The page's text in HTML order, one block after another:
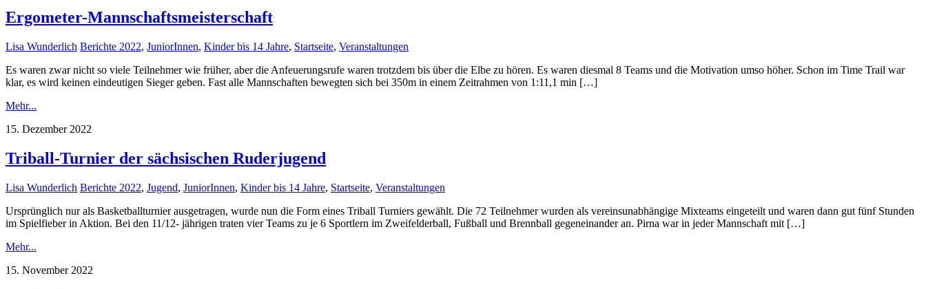
Ergometer-Mannschaftsmeisterschaft
Lisa Wunderlich Berichte 2022, JuniorInnen, Kinder bis 14 Jahre, Startseite, Veranstaltungen
Es waren zwar nicht so viele Teilnehmer wie früher, aber die Anfeuerungsrufe waren trotzdem bis über die Elbe zu hören. Es waren diesmal 8 Teams und die Motivation umso höher. Schon im Time Trail war
klar, es wird keinen eindeutigen Sieger geben. Fast alle Mannschaften bewegten sich bei 350m in einem Zeitrahmen von 1:11,1 min […]
Mehr...
15. Dezember 2022
Triball-Turnier der sächsischen Ruderjugend
Lisa Wunderlich Berichte 2022, Jugend, JuniorInnen, Kinder bis 14 Jahre, Startseite, Veranstaltungen
Ursprünglich nur als Basketballturnier ausgetragen, wurde nun die Form eines Triball Turniers gewählt. Die 72 Teilnehmer wurden als vereinsunabhängige Mixteams eingeteilt und waren dann gut fünf Stunden
im Spielfieber in Aktion. Bei den 11/12- jährigen traten vier Teams zu je 6 Sportlern im Zweifelderball, Fußball und Brennball gegeneinander an. Pirna war in jeder Mannschaft mit […]
Mehr...
15. November 2022